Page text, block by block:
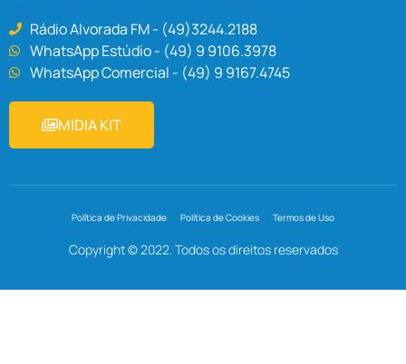
Rádio Alvorada FM - (49)3244.2188
WhatsApp Estúdio - (49) 9 9106.3978
WhatsApp Comercial - (49) 9 9167.4745
MIDIA KIT
Política de Privacidade Política de Cookies Termos de Uso
Copyright © 2022. Todos os direitos reservados